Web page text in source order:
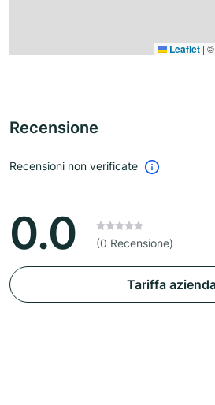
Leaflet | ©
Recensione
Recensioni non verificate
0.0 (0 Recensione)
Tariffa